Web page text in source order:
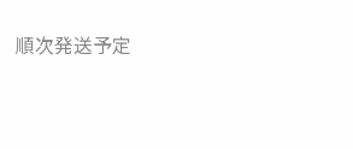
順次発送予定